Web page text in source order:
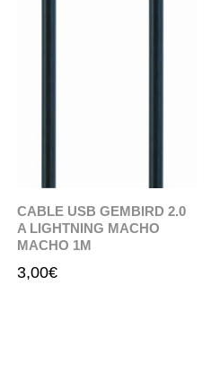
CABLE USB GEMBIRD 2.0
A LIGHTNING MACHO
MACHO 1M
3,00€